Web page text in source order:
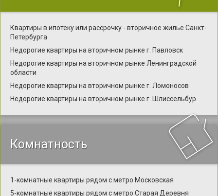
Квартиры в ипотеку или рассрочку - вторичное жилье Санкт-
Петербурга
Недорогие квартиры на вторичном рынке г. Павловск
Недорогие квартиры на вторичном рынке Ленинградской
области
Недорогие квартиры на вторичном рынке г. Ломоносов
Недорогие квартиры на вторичном рынке г. Шлиссельбур
Комнатность
1-комнатные квартиры рядом с метро Московская
5-комнатные квартиры рядом с метро Старая Деревня